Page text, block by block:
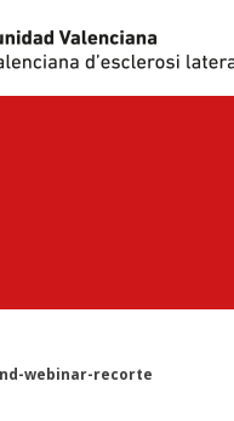
webinar-recorte